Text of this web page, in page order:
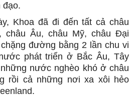
đạo.
Khoa đã đi đến tất cả châu
châu Âu, châu Mỹ, châu Đại
đường bằng 2 lần chu vi
phát triển ở Bắc Âu, Tây
nước nghèo khó ở châu
rồi cả những nơi xa xôi hẻo